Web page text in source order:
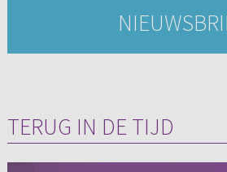
TERUG IN DE TIJD